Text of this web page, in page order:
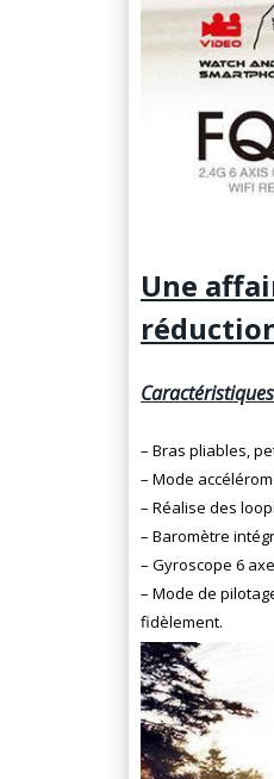
Une
– Bras pliables,
– Mode
– Réalise des
– Baromètre
– Gyroscope 6
– Mode de
fidèlement.